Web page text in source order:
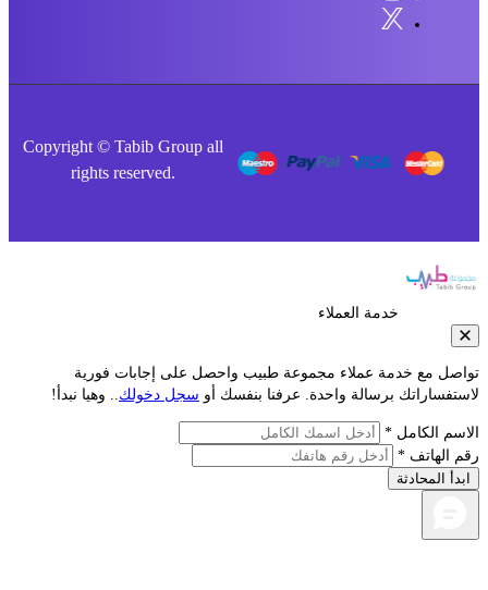
Copyright © Tabib Group all
rights reserved.
خدمة العملاء
مع خدمة عملاء مجموعة طبيب واحصل على إجابات فورية
برسالة واحدة. عرفنا بنفسك أوسجل دخولك.. وهيا نبدأ!
الكامل *
الهاتف *
المحادثة